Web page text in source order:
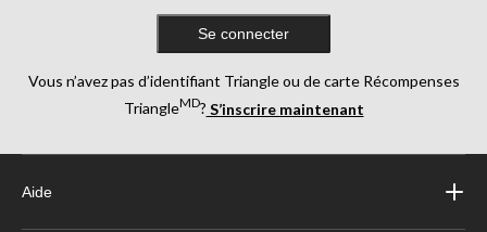
Se connecter
Vous n’avez pas d’identifiant Triangle ou de carte Récompenses
TriangleMD? S’inscrire maintenant
Aide